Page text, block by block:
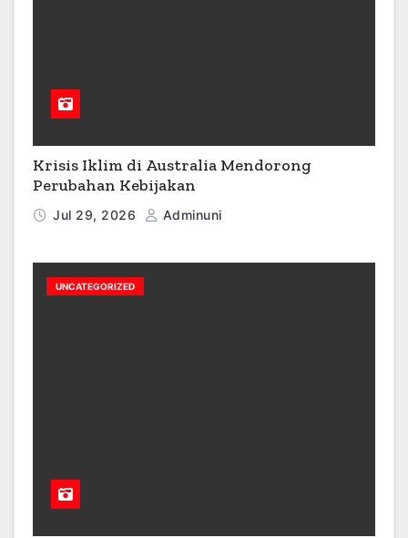
Krisis Iklim di Australia Mendorong
Perubahan Kebijakan
Jul 29, 2026 Adminuni
UNCATEGORIZED